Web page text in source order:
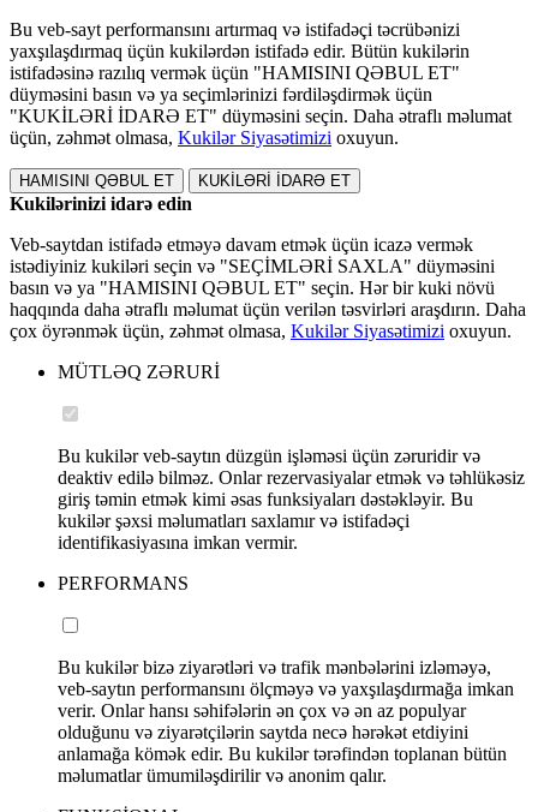
Bu veb-sayt performansını artırmaq və istifadəçi təcrübənizi
yaxşılaşdırmaq üçün kukilərdən istifadə edir. Bütün kukilərin
istifadəsinə razılıq vermək üçün "HAMISINI QƏBUL ET"
düyməsini basın və ya seçimlərinizi fərdiləşdirmək üçün
"KUKİLƏRİ İDARƏ ET" düyməsini seçin. Daha ətraflı məlumat
üçün, zəhmət olmasa, Kukilər Siyasətimizi oxuyun.
HAMISINI QƏBUL ET KUKİLƏRİ İDARƏ ET
Kukilərinizi idarə edin
Veb-saytdan istifadə etməyə davam etmək üçün icazə vermək
istədiyiniz kukiləri seçin və "SEÇİMLƏRİ SAXLA" düyməsini
basın və ya "HAMISINI QƏBUL ET" seçin. Hər bir kuki növü
haqqında daha ətraflı məlumat üçün verilən təsvirləri araşdırın. Daha
çox öyrənmək üçün, zəhmət olmasa, Kukilər Siyasətimizi oxuyun.
MÜTLƏQ ZƏRURİ
Bu kukilər veb-saytın düzgün işləməsi üçün zəruridir və
deaktiv edilə bilməz. Onlar rezervasiyalar etmək və təhlükəsiz
giriş təmin etmək kimi əsas funksiyaları dəstəkləyir. Bu
kukilər şəxsi məlumatları saxlamır və istifadəçi
identifikasiyasına imkan vermir.
PERFORMANS
Bu kukilər bizə ziyarətləri və trafik mənbələrini izləməyə,
veb-saytın performansını ölçməyə və yaxşılaşdırmağa imkan
verir. Onlar hansı səhifələrin ən çox və ən az populyar
olduğunu və ziyarətçilərin saytda necə hərəkət etdiyini
anlamağa kömək edir. Bu kukilər tərəfindən toplanan bütün
məlumatlar ümumiləşdirilir və anonim qalır.